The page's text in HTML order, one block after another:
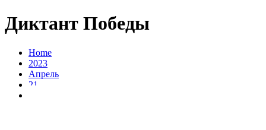
Диктант Победы
Home
2023
Апрель
21